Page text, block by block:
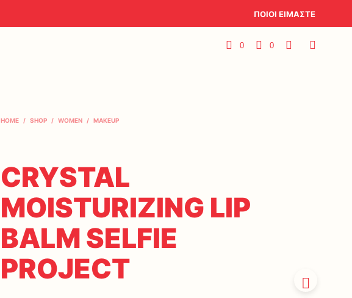
ΠΟΙΟΙ ΕΙΜΑΣΤΕ
0 0
HOME / SHOP / WOMEN / MAKEUP
CRYSTAL
MOISTURIZING LIP
BALM SELFIE
PROJECT